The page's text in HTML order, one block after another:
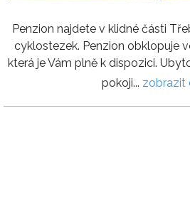
Penzion najdete v klidné části
cyklostezek. Penzion obklopuje
která je Vám plně k dispozici.
pokoji... zobrazit